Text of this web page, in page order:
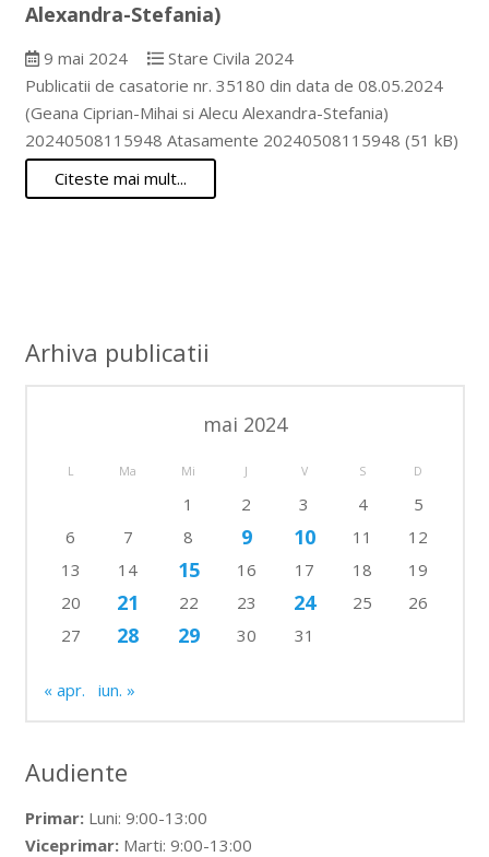
Alexandra-Stefania)
9 mai 2024
Stare Civila 2024
Publicatii de casatorie nr. 35180 din data de 08.05.2024
(Geana Ciprian-Mihai si Alecu Alexandra-Stefania)
20240508115948 Atasamente 20240508115948 (51 kB)
Citeste mai mult...
Arhiva publicatii
mai 2024
L Ma Mi J V S D
1 2 3 4
5
6
7 8 9 10 11
12
13
14 15 16 17 18
19
20
21 22 23 24 25
26
27
28 29 30 31
« apr. iun. »
Audiente
Primar:Luni: 9:00-13:00
Viceprimar:Marti: 9:00-13:00